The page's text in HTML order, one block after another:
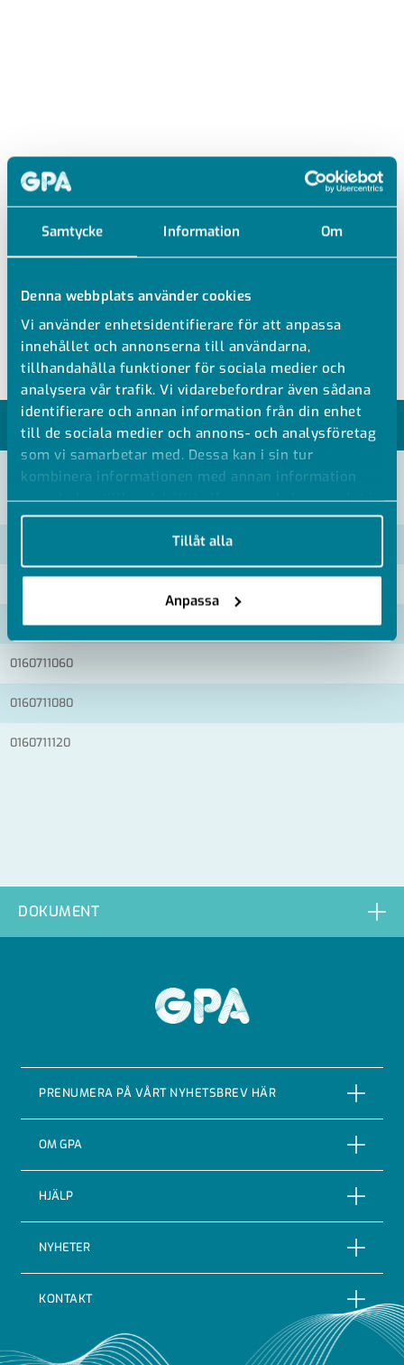
Samtycke Information Om
Denna webbplats använder cookies
Vi använder enhetsidentifierare för att anpassa
innehållet och annonserna till användarna,
tillhandahålla funktioner för sociala medier och
analysera vår trafik. Vi vidarebefordrar även sådana
identifierare och annan information från din enhet
till de sociala medier och annons- och analysföretag
som vi samarbetar med. Dessa kan i sin tur
kombinera informationen med annan information
som du har tillhandahållit eller som de har samlat in
när du har använt deras tjänster.
Tillåt alla
Anpassa
AD SP 40
MÄSSING PLUGG UTV GÄNGA HEXAGON
Mässing Låsskruv
Utvändig gänga
MODELLER
RSK
0160711040
0160711060
0160711080
0160711120
DOKUMENT
PRENUMERA PÅ VÅRT NYHETSBREV HÄR
OM GPA
Om företaget
Vår Historia
Code of conduct
HJÄLP
Reklamationer
Returer
Leveransvillkor
NYHETER
Nyheter
KONTAKT
GPA Flowsystem AB